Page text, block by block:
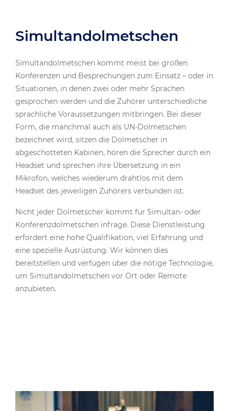
Simultandolmetschen
Simultandolmetschen kommt meist bei großen
Konferenzen und Besprechungen zum Einsatz – oder in
Situationen, in denen zwei oder mehr Sprachen
gesprochen werden und die Zuhörer unterschiedliche
sprachliche Voraussetzungen mitbringen. Bei dieser
Form, die manchmal auch als UN-Dolmetschen
bezeichnet wird, sitzen die Dolmetscher in
abgeschotteten Kabinen, hören die Sprecher durch ein
Headset und sprechen ihre Übersetzung in ein
Mikrofon, welches wiederum drahtlos mit dem
Headset des jeweiligen Zuhörers verbunden ist.
Nicht jeder Dolmetscher kommt für Simultan- oder
Konferenzdolmetschen infrage. Diese Dienstleistung
erfordert eine hohe Qualifikation, viel Erfahrung und
eine spezielle Ausrüstung. Wir können dies
bereitstellen und verfügen über die nötige Technologie,
um Simultandolmetschen vor Ort oder Remote
anzubieten.